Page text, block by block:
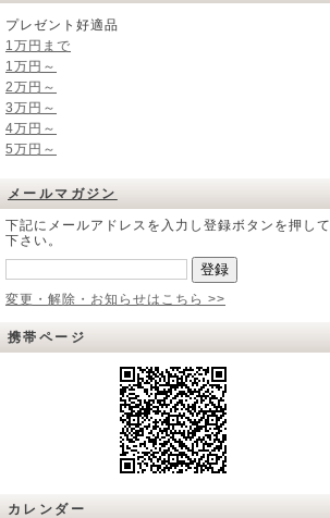
プレゼント好適品
1万円まで
1万円～
2万円～
3万円～
4万円～
5万円～
メールマガジン
下記にメールアドレスを入力し登録ボタンを押して
下さい。
変更・解除・お知らせはこちら >>
携帯ページ
カレンダー